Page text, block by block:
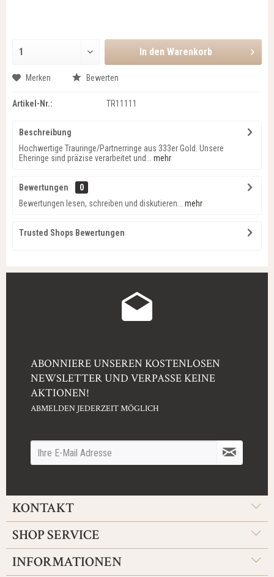
In den Warenkorb
Merken Bewerten
Artikel-Nr.: TR11111
Beschreibung
Hochwertige Trauringe/Partnerringe aus 333er Gold. Unsere
Eheringe sind präzise verarbeitet und...
mehr
Bewertungen
0
Bewertungen lesen, schreiben und diskutieren...
mehr
Trusted Shops Bewertungen
ABONNIERE UNSEREN KOSTENLOSEN
NEWSLETTER UND VERPASSE KEINE
AKTIONEN!
ABMELDEN JEDERZEIT MÖGLICH
KONTAKT
SHOP SERVICE
INFORMATIONEN